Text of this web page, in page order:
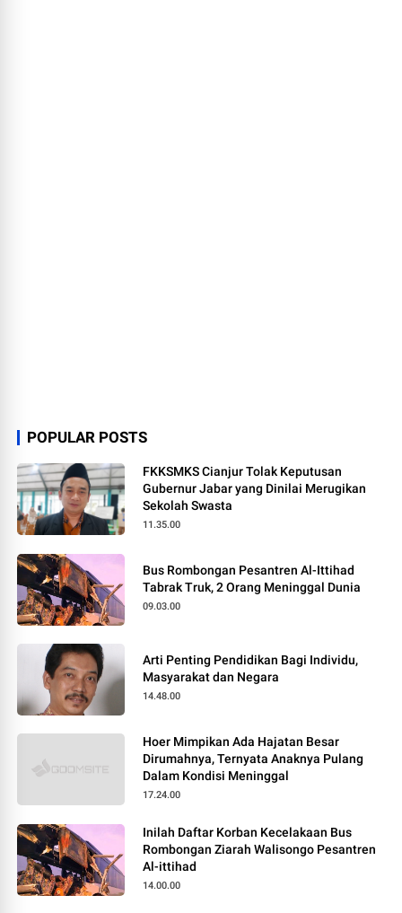
POPULAR POSTS
FKKSMKS Cianjur Tolak Keputusan
Gubernur Jabar yang Dinilai Merugikan
Sekolah Swasta
11.35.00
Bus Rombongan Pesantren Al-Ittihad
Tabrak Truk, 2 Orang Meninggal Dunia
09.03.00
Arti Penting Pendidikan Bagi Individu,
Masyarakat dan Negara
14.48.00
Hoer Mimpikan Ada Hajatan Besar
Dirumahnya, Ternyata Anaknya Pulang
Dalam Kondisi Meninggal
17.24.00
Inilah Daftar Korban Kecelakaan Bus
Rombongan Ziarah Walisongo Pesantren
Al-ittihad
14.00.00